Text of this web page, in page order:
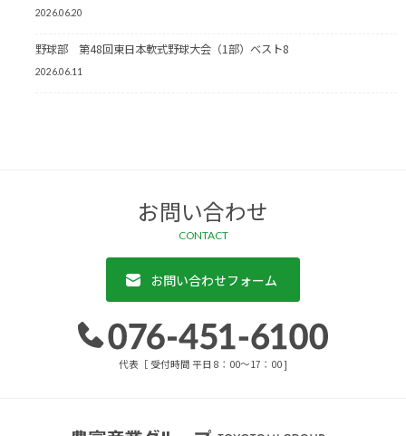
2026.06.20
野球部 第48回東日本軟式野球大会（1部）ベスト8
2026.06.11
お問い合わせ
CONTACT
お問い合わせフォーム
代表［ 受付時間 平日 8：00～17：00 ]